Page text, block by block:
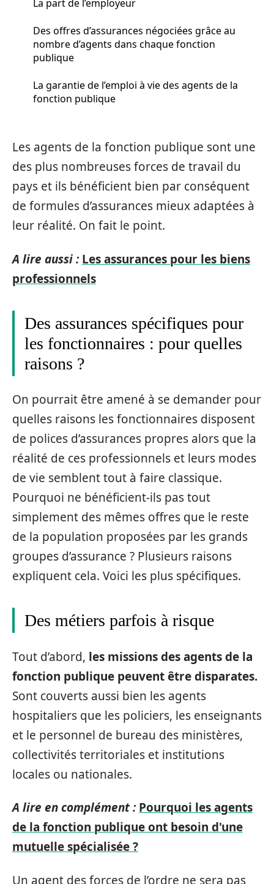
La part de l’employeur
Des offres d’assurances négociées grâce au
nombre d’agents dans chaque fonction
publique
La garantie de l’emploi à vie des agents de la
fonction publique
Les agents de la fonction publique sont une
des plus nombreuses forces de travail du
pays et ils bénéficient bien par conséquent
de formules d’assurances mieux adaptées à
leur réalité. On fait le point.
A lire aussi : Les assurances pour les biens
professionnels
Des assurances spécifiques pour
les fonctionnaires : pour quelles
raisons ?
On pourrait être amené à se demander pour
quelles raisons les fonctionnaires disposent
de polices d’assurances propres alors que la
réalité de ces professionnels et leurs modes
de vie semblent tout à faire classique.
Pourquoi ne bénéficient-ils pas tout
simplement des mêmes offres que le reste
de la population proposées par les grands
groupes d’assurance ? Plusieurs raisons
expliquent cela. Voici les plus spécifiques.
Des métiers parfois à risque
Tout d’abord, les missions des agents de la
fonction publique peuvent être disparates.
Sont couverts aussi bien les agents
hospitaliers que les policiers, les enseignants
et le personnel de bureau des ministères,
collectivités territoriales et institutions
locales ou nationales.
A lire en complément : Pourquoi les agents
de la fonction publique ont besoin d'une
mutuelle spécialisée ?
Un agent des forces de l’ordre ne sera pas